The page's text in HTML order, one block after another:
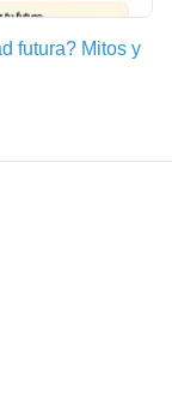
futura? Mitos y